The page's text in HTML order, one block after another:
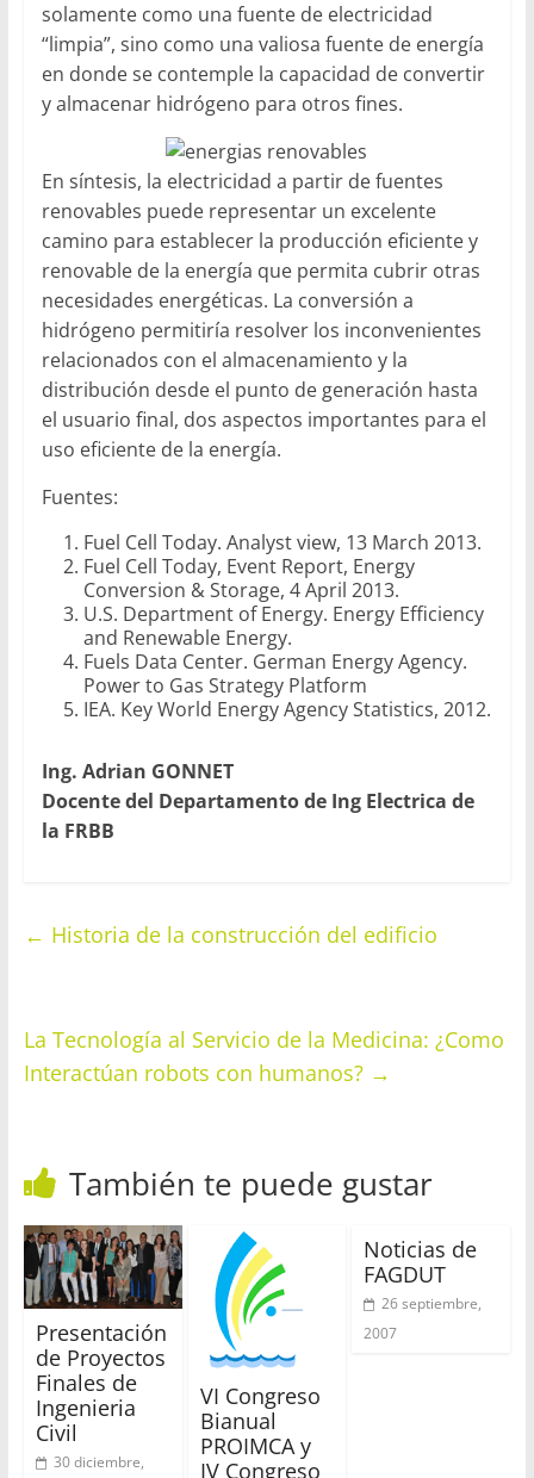
solamente como una fuente de electricidad
“limpia”, sino como una valiosa fuente de energía
en donde se contemple la capacidad de convertir
y almacenar hidrógeno para otros fines.
En síntesis, la electricidad a partir de fuentes
renovables puede representar un excelente
camino para establecer la producción eficiente y
renovable de la energía que permita cubrir otras
necesidades energéticas. La conversión a
hidrógeno permitiría resolver los inconvenientes
relacionados con el almacenamiento y la
distribución desde el punto de generación hasta
el usuario final, dos aspectos importantes para el
uso eficiente de la energía.
Fuentes:
Fuel Cell Today. Analyst view, 13 March 2013.
Fuel Cell Today, Event Report, Energy
Conversion & Storage, 4 April 2013.
U.S. Department of Energy. Energy Efficiency
and Renewable Energy.
Fuels Data Center. German Energy Agency.
Power to Gas Strategy Platform
IEA. Key World Energy Agency Statistics, 2012.
Ing. Adrian GONNET
Docente del Departamento de Ing Electrica de
la FRBB
← Historia de la construcción del edificio
La Tecnología al Servicio de la Medicina: ¿Como
Interactúan robots con humanos? →
También te puede gustar
Presentación
de Proyectos
Finales de
Ingenieria
Civil
30 diciembre,
VI Congreso
Bianual
PROIMCA y
IV Congreso
Noticias de
FAGDUT
26 septiembre,
2007